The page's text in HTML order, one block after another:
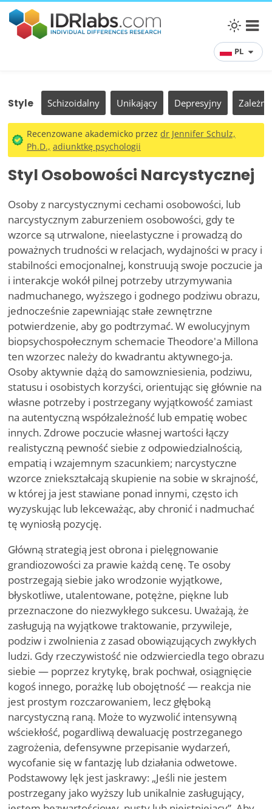
PL
Style Schizoidalny Unikający Depresyjny Zależny
Recenzowane akademicko przez dr Jennifer Schulz,
Ph.D., adiunktkę psychologii
Styl Osobowości Narcystycznej
Osoby z narcystycznymi cechami osobowości, lub
narcystycznym zaburzeniem osobowości, gdy te
wzorce są utrwalone, nieelastyczne i prowadzą do
poważnych trudności w relacjach, wydajności w pracy i
stabilności emocjonalnej, konstruują swoje poczucie ja
i interakcje wokół pilnej potrzeby utrzymywania
nadmuchanego, wyższego i godnego podziwu obrazu,
jednocześnie zapewniając stałe zewnętrzne
potwierdzenie, aby go podtrzymać. W ewolucyjnym
biopsychospołecznym schemacie Theodore'a Millona
ten wzorzec należy do kwadrantu aktywnego-ja.
Osoby aktywnie dążą do samowzniesienia, podziwu,
statusu i osobistych korzyści, orientując się głównie na
własne potrzeby i postrzegany wyjątkowość zamiast
na autentyczną współzależność lub empatię wobec
innych. Zdrowe poczucie własnej wartości łączy
realistyczną pewność siebie z odpowiedzialnością,
empatią i wzajemnym szacunkiem; narcystyczne
wzorce zniekształcają skupienie na sobie w skrajność,
w której ja jest stawiane ponad innymi, często ich
wyzyskując lub lekceważąc, aby chronić i nadmuchać
tę wyniosłą pozycję.
Główną strategią jest obrona i pielęgnowanie
grandiozowości za prawie każdą cenę. Te osoby
postrzegają siebie jako wrodzonie wyjątkowe,
błyskotliwe, utalentowane, potężne, piękne lub
przeznaczone do niezwykłego sukcesu. Uważają, że
zasługują na wyjątkowe traktowanie, przywileje,
podziw i zwolnienia z zasad obowiązujących zwykłych
ludzi. Gdy rzeczywistość nie odzwierciedla tego obrazu
siebie — poprzez krytykę, brak pochwał, osiągnięcie
kogoś innego, porażkę lub obojętność — reakcja nie
jest prostym rozczarowaniem, lecz głęboką
narcystyczną raną. Może to wyzwolić intensywną
wściekłość, pogardliwą dewaluację postrzeganego
zagrożenia, defensywne przepisanie wydarzeń,
wycofanie się w fantazję lub działania odwetowe.
Podstawowy lęk jest jaskrawy: „Jeśli nie jestem
postrzegany jako wyższy lub unikalnie zasługujący,